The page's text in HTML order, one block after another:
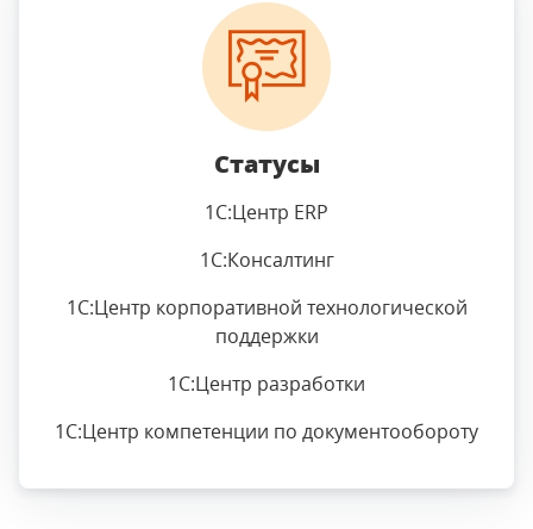
Статусы
1С:Центр ERP
1С:Консалтинг
1С:Центр корпоративной технологической
поддержки
1С:Центр разработки
1С:Центр компетенции по документообороту